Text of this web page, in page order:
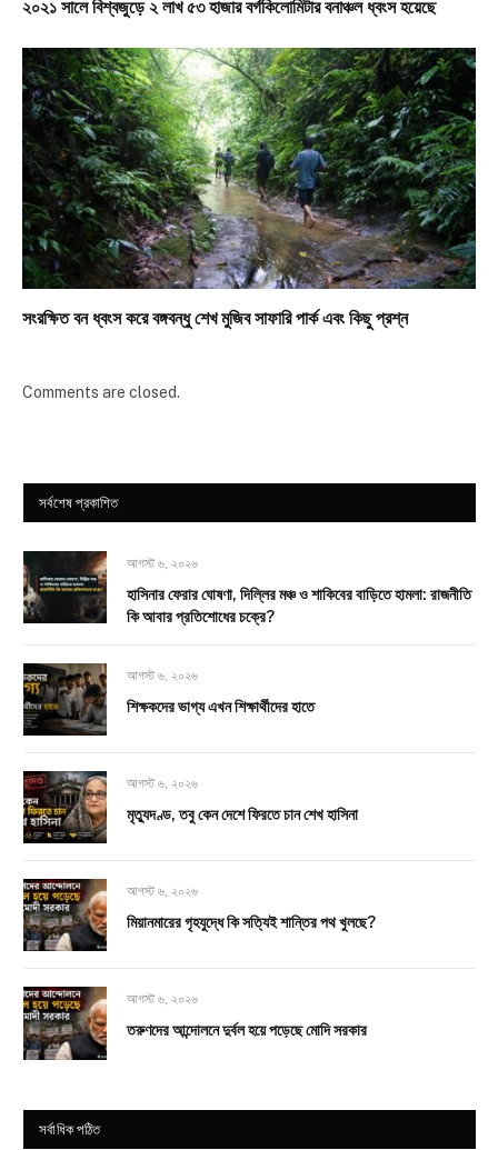
২০২১ সালে বিশ্বজুড়ে ২ লাখ ৫৩ হাজার বর্গকিলোমিটার বনাঞ্চল ধ্বংস হয়েছে
সংরক্ষিত বন ধ্বংস করে বঙ্গবন্ধু শেখ মুজিব সাফারি পার্ক এবং কিছু প্রশ্ন
Comments are closed.
সর্বশেষ প্রকাশিত
আগস্ট ৬, ২০২৬
হাসিনার ফেরার ঘোষণা, দিল্লির মঞ্চ ও শাকিবের বাড়িতে হামলা: রাজনীতি
কি আবার প্রতিশোধের চক্রে?
আগস্ট ৬, ২০২৬
শিক্ষকদের ভাগ্য এখন শিক্ষার্থীদের হাতে
আগস্ট ৬, ২০২৬
মৃত্যুদণ্ড, তবু কেন দেশে ফিরতে চান শেখ হাসিনা
আগস্ট ৬, ২০২৬
মিয়ানমারের গৃহযুদ্ধে কি সত্যিই শান্তির পথ খুলছে?
আগস্ট ৬, ২০২৬
তরুণদের আন্দোলনে দুর্বল হয়ে পড়েছে মোদি সরকার
সর্বাধিক পঠিত